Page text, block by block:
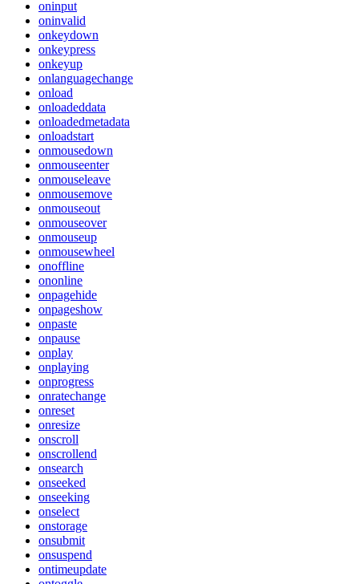
oninput
oninvalid
onkeydown
onkeypress
onkeyup
onlanguagechange
onload
onloadeddata
onloadedmetadata
onloadstart
onmousedown
onmouseenter
onmouseleave
onmousemove
onmouseout
onmouseover
onmouseup
onmousewheel
onoffline
ononline
onpagehide
onpageshow
onpaste
onpause
onplay
onplaying
onprogress
onratechange
onreset
onresize
onscroll
onscrollend
onsearch
onseeked
onseeking
onselect
onstorage
onsubmit
onsuspend
ontimeupdate